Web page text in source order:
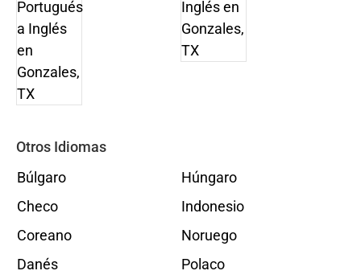
Otros Idiomas
Búlgaro
Checo
Coreano
Danés
Húngaro
Indonesio
Noruego
Polaco